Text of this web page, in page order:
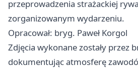
przeprowadzenia strażackiej
zorganizowanym wydarzeniu.
Opracował: bryg. Paweł Korgol
Zdjęcia wykonane zostały przez
dokumentując atmosferę